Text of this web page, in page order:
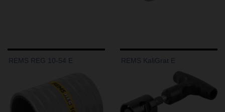
REMS REG 10-54 E REMS KaliGrat E